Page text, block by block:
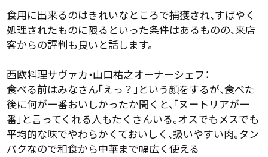
食用に出来るのはきれいなところで捕獲され、すばやく
処理されたものに限るといった条件はあるものの、来店
客からの評判も良いと話します。
西欧料理サヴァカ・山口祐之オーナーシェフ：
食べる前はみなさん「えっ？」という顔をするが、食べた
後に何が一番おいしかったか聞くと、「ヌートリアが一
番」と言ってくれる人もたくさんいる。オスでもメスでも
平均的な味でやわらかくておいしく、扱いやすい肉。タン
パクなので和食から中華まで幅広く使える